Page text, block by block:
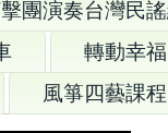
團演奏台灣民
轉動幸
風箏四藝課程